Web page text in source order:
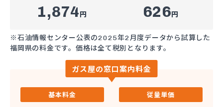
1,874円 626円
※石油情報センター公表の2025年2月度データから試算した
福岡県の料金です。価格は全て税別となります。
ガス屋の窓口案内料金
基本料金 従量単価